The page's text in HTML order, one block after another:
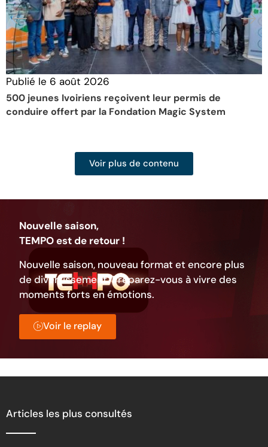
Publié le 6 août 2026
500 jeunes Ivoiriens reçoivent leur permis de
conduire offert par la Fondation Magic System
Voir plus de contenu
Nouvelle saison,
TEMPO est de retour !
Nouvelle saison, nouveau format et encore plus
de divertissement. Préparez-vous à vivre des
moments forts en émotions.
Voir le replay
Articles les plus consultés